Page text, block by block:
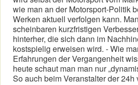
wie man an der Motorsport-Politik
Werken aktuell verfolgen kann.
scheinbaren kurzfristigen
hinterher, die sich dann im
kostspielig erweisen wird. - Wie
Erfahrungen der Vergangenheit
heute schaut man man nur
So auch beim Veranstalter der 24h